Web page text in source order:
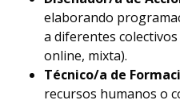
elaborando
a diferentes
online, mixta).
Técnico/a de
recursos humanos o